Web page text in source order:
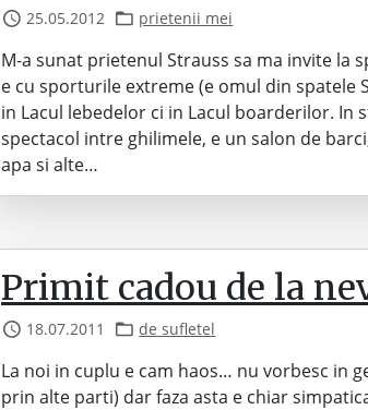
25.05.2012 prietenii mei
M-a sunat prietenul Strauss sa ma invite la
e cu sporturile extreme (e omul din spatele
in Lacul lebedelor ci in Lacul boarderilor. In
spectacol intre ghilimele, e un salon de
apa si alte…
Primit cadou de la
18.07.2011 de sufletel
La noi in cuplu e cam haos… nu vorbesc in
prin alte parti) dar faza asta e chiar